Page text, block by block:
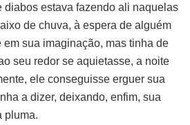
diabos estava fazendo ali naquelas
de chuva, à espera de alguém
sua imaginação, mas tinha de
seu redor se aquietasse, a noite
ele conseguisse erguer sua
a dizer, deixando, enfim, sua
pluma.